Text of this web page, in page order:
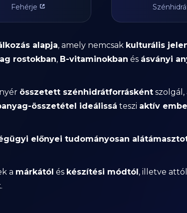
Fehérje
alapja, amely nemcsak kulturális
rostokban, B-vitaminokban és ásványi
összetett szénhidrátforrásként
összetétel ideálissá teszi aktív
előnyei tudományosan
a márkától és készítési módtól, illetve